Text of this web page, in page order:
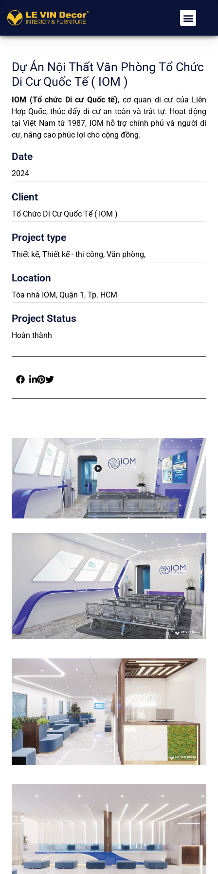
Dự Án Nội Thất Văn Phòng Tổ Chức
Di Cư Quốc Tế ( IOM )
IOM (Tổ chức Di cư Quốc tế), cơ quan di cư của Liên
Hợp Quốc, thúc đẩy di cư an toàn và trật tự. Hoạt động
tại Việt Nam từ 1987, IOM hỗ trợ chính phủ và người di
cư, nâng cao phúc lợi cho cộng đồng.
Date
2024
Client
Tổ Chức Di Cư Quốc Tế ( IOM )
Project type
Thiết kế, Thiết kế - thi công, Văn phòng,
Location
Tòa nhà IOM, Quận 1, Tp. HCM
Project Status
Hoàn thành